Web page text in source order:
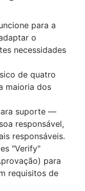
para a
o
necessidades
de quatro
maioria dos
suporte —
responsável,
responsáveis.
"Verify"
para
requisitos de